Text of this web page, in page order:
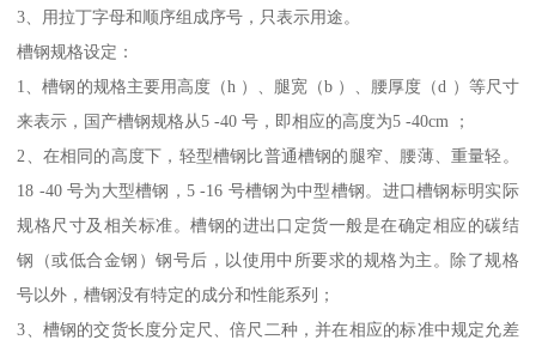
3、用拉丁字母和顺序组成序号，只表示用途。
槽钢规格设定：
1、槽钢的规格主要用高度（h ）、腿宽（b ）、腰厚度（d ）等尺寸
来表示，国产槽钢规格从5 -40 号，即相应的高度为5 -40cm ；
2、在相同的高度下，轻型槽钢比普通槽钢的腿窄、腰薄、重量轻。
18 -40 号为大型槽钢，5 -16 号槽钢为中型槽钢。进口槽钢标明实际
规格尺寸及相关标准。槽钢的进出口定货一般是在确定相应的碳结
钢（或低合金钢）钢号后，以使用中所要求的规格为主。除了规格
号以外，槽钢没有特定的成分和性能系列；
3、槽钢的交货长度分定尺、倍尺二种，并在相应的标准中规定允差